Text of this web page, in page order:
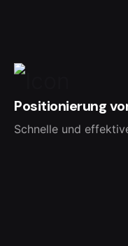
Positionierung
Schnelle und